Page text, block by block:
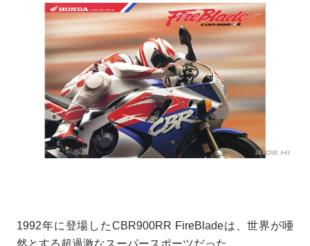
1992年に登場したCBR900RR FireBladeは、世界が唖